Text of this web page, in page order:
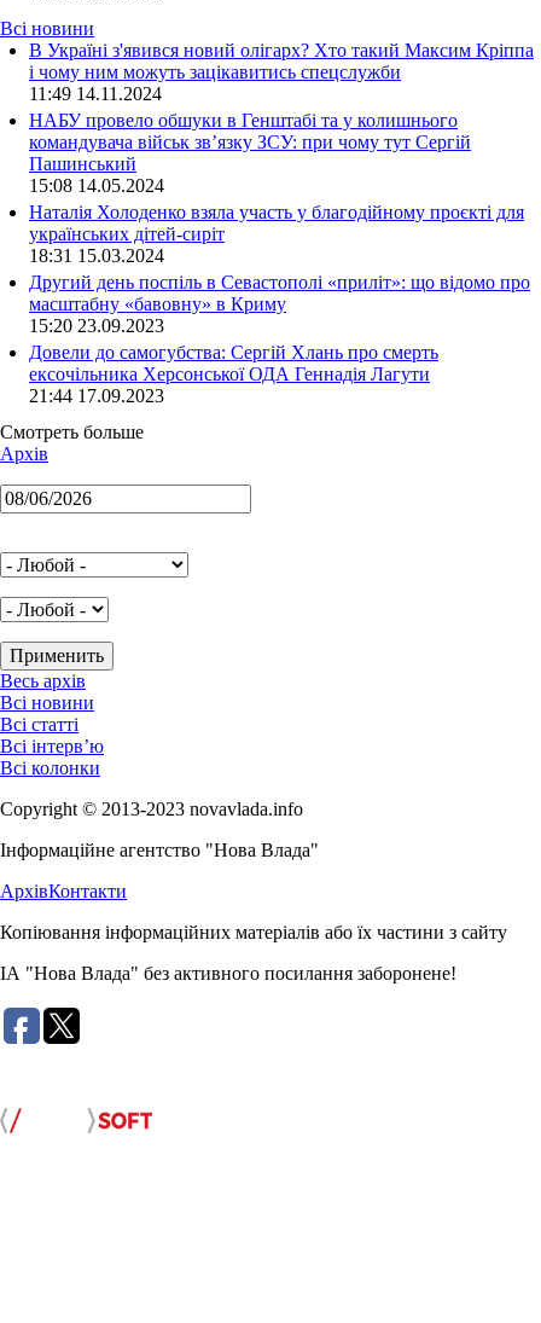
Всі новини
В Україні з'явився новий олігарх? Хто такий Максим Кріппа
і чому ним можуть зацікавитись спецслужби
11:49 14.11.2024
НАБУ провело обшуки в Генштабі та у колишнього
командувача військ зв’язку ЗСУ: при чому тут Сергій
Пашинський
15:08 14.05.2024
Наталія Холоденко взяла участь у благодійному проєкті для
українських дітей-сиріт
18:31 15.03.2024
Другий день поспіль в Севастополі «приліт»: що відомо про
масштабну «бавовну» в Криму
15:20 23.09.2023
Довели до самогубства: Сергій Хлань про смерть
ексочільника Херсонської ОДА Геннадія Лагути
21:44 17.09.2023
Смотреть больше
Архів
Весь архів
Всі новини
Всі статті
Всі інтерв’ю
Всі колонки
Copyright © 2013-2023 novavlada.info
Інформаційне агентство "Нова Влада"
АрхівКонтакти
Копіювання інформаційних матеріалів або їх частини з сайту
ІА "Нова Влада" без активного посилання заборонене!